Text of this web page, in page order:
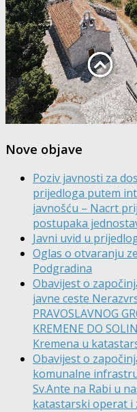
Nove objave
Poziv javnosti za
prijedloga putem
javnošću – Nacrt
postupaka
Javni uvid u
Oglas o otvaranju
Podgradina
Obavijest o
javne ceste
PRAVOSLAVNOG
KREMENE DO
Kremena u
Obavijest o
komunalne
Sv.Ante na Rabi u
katastarski operat i